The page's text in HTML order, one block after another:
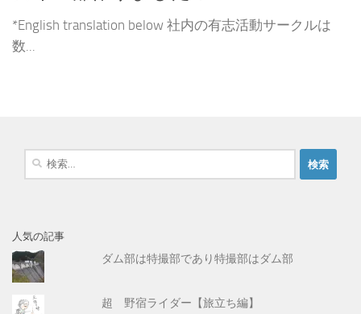
*English translation below 社内の有志活動サークルは
数...
検
人気の記事
ダム部は特撮部であり特撮部はダム部
超 野宿ライダー【旅立ち編】